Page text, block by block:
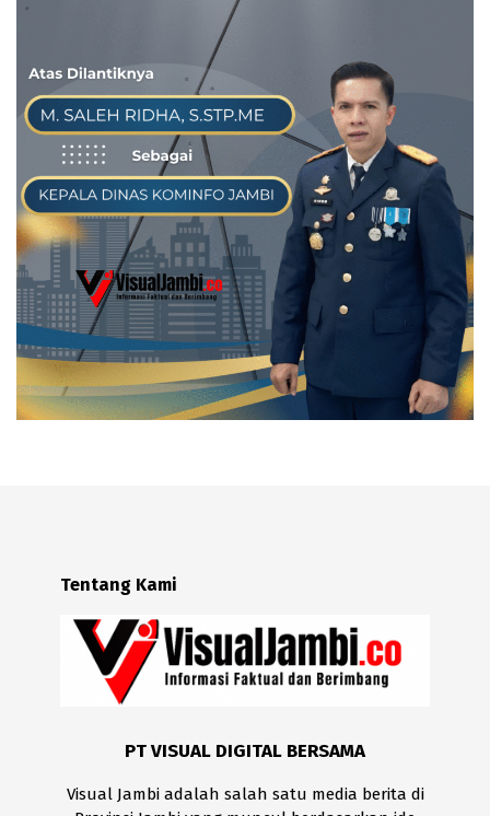
Tentang Kami
PT VISUAL DIGITAL BERSAMA
Visual Jambi adalah salah satu media berita di